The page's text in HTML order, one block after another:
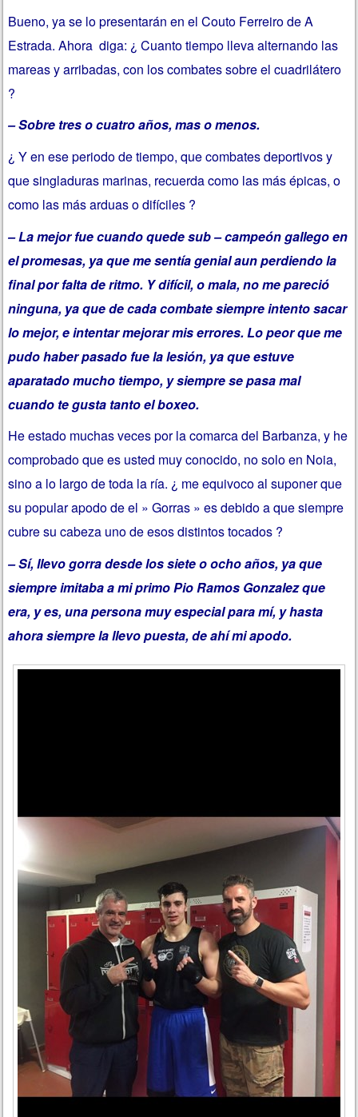
Bueno, ya se lo presentarán en el Couto Ferreiro de A
Estrada. Ahora diga: ¿ Cuanto tiempo lleva alternando las
mareas y arribadas, con los combates sobre el cuadrilátero
?
– Sobre tres o cuatro años, mas o menos.
¿ Y en ese periodo de tiempo, que combates deportivos y
que singladuras marinas, recuerda como las más épicas, o
como las más arduas o difíciles ?
– La mejor fue cuando quede sub – campeón gallego en
el promesas, ya que me sentía genial aun perdiendo la
final por falta de ritmo. Y difícil, o mala, no me pareció
ninguna, ya que de cada combate siempre intento sacar
lo mejor, e intentar mejorar mis errores. Lo peor que me
pudo haber pasado fue la lesión, ya que estuve
aparatado mucho tiempo, y siempre se pasa mal
cuando te gusta tanto el boxeo.
He estado muchas veces por la comarca del Barbanza, y he
comprobado que es usted muy conocido, no solo en Noia,
sino a lo largo de toda la ría. ¿ me equivoco al suponer que
su popular apodo de el » Gorras » es debido a que siempre
cubre su cabeza uno de esos distintos tocados ?
– Sí, llevo gorra desde los siete o ocho años, ya que
siempre imitaba a mi primo Pio Ramos Gonzalez que
era, y es, una persona muy especial para mí, y hasta
ahora siempre la llevo puesta, de ahí mi apodo.